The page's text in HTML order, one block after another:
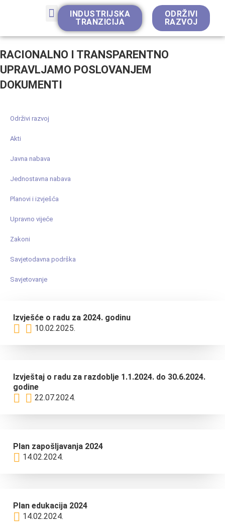
INDUSTRIJSKA
TRANZICIJA
ODRŽIVI
RAZVOJ
RACIONALNO I TRANSPARENTNO
UPRAVLJAMO POSLOVANJEM
DOKUMENTI
Održivi razvoj
Akti
Javna nabava
Jednostavna nabava
Planovi i izvješća
Upravno vijeće
Zakoni
Savjetodavna podrška
Savjetovanje
Izvješće o radu za 2024. godinu
10.02.2025.
Izvještaj o radu za razdoblje 1.1.2024. do 30.6.2024.
godine
22.07.2024.
Plan zapošljavanja 2024
14.02.2024.
Plan edukacija 2024
14.02.2024.